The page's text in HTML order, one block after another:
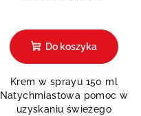
Do koszyka
Krem w sprayu 150 ml
Natychmiastowa pomoc w
uzyskaniu świeżego